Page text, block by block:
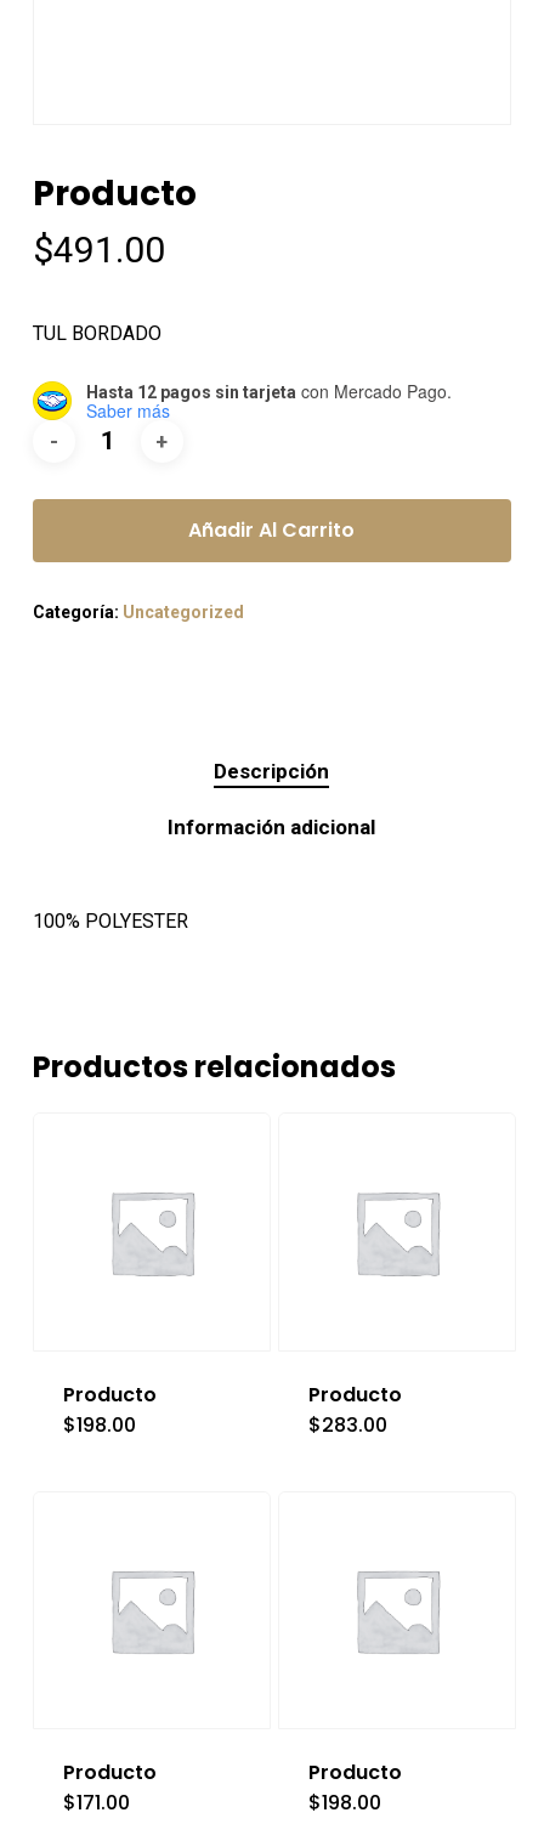
Producto
$491.00
TUL BORDADO
Hasta 12 pagos sin tarjeta con Mercado Pago.
Saber más
Añadir Al Carrito
Categoría: Uncategorized
Descripción
Información adicional
100% POLYESTER
Productos relacionados
Producto
$198.00
Producto
$283.00
Producto
$171.00
Producto
$198.00